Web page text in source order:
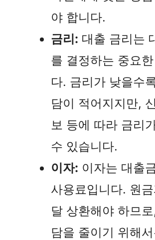
야 합니다.
금리: 대출 금리는
를 결정하는 중요
다. 금리가 낮을수
담이 적어지지만,
보 등에 따라 금리
수 있습니다.
이자: 이자는 대출
사용료입니다. 원
달 상환해야 하므
담을 줄이기 위해